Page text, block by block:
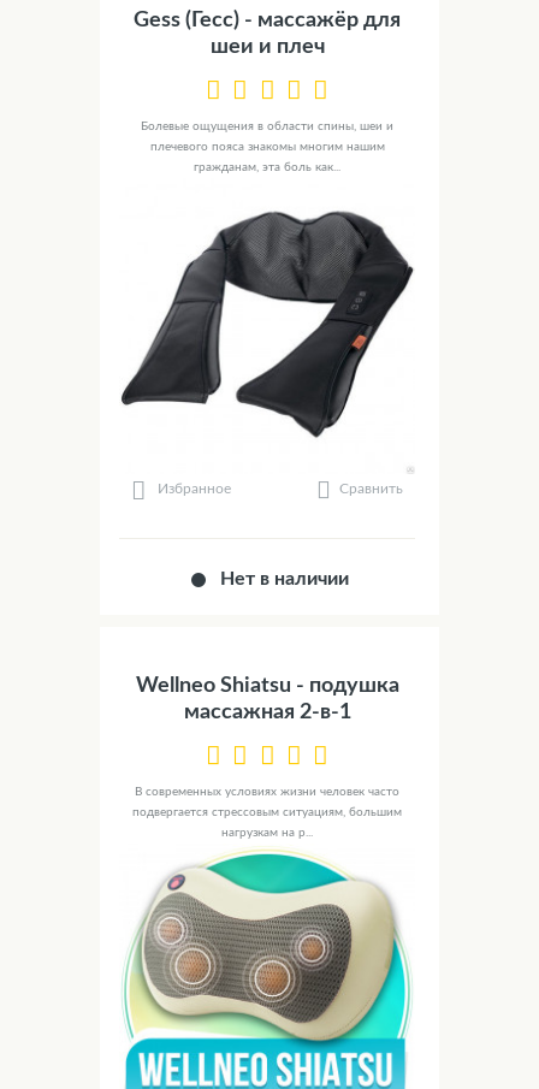
Gess (Гесс) - массажёр для
шеи и плеч
Болевые ощущения в области спины, шеи и
плечевого пояса знакомы многим нашим
гражданам, эта боль как...
Избранное Сравнить
Нет в наличии
Wellneo Shiatsu - подушка
массажная 2-в-1
В современных условиях жизни человек часто
подвергается стрессовым ситуациям, большим
нагрузкам на р...